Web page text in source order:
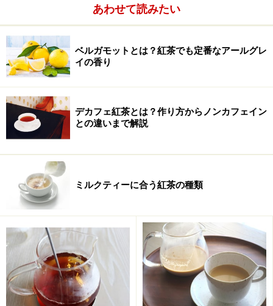
北海道とハマナス
北海道北見市端野（たんの）で栽培されているハマナス。
安政4年、蘭方医であった岩谷省達が残した『胡地養生
考』によれば、アイヌの人たちがハマナスの花を煎じて
飲んでおり、壊血病の一種である水腫病（すいしゅびょ
う）に有効だという記録されています。現代では聞きな
えられ、症状は体中がはれたり、水ぶくれができ、激痛
を伴い、死にも至るという恐ろしい病気でした。
あわせて読みたい
ベルガモットとは？紅茶でも定番なアールグレ
イの香り
デカフェ紅茶とは？作り方からノンカフェイン
との違いまで解説
ミルクティーに合う紅茶の種類